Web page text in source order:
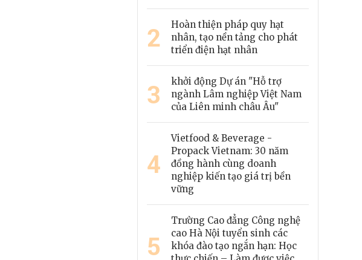
2
Hoàn thiện pháp quy hạt
nhân, tạo nền tảng cho phát
triển điện hạt nhân
3
khởi động Dự án "Hỗ trợ
ngành Lâm nghiệp Việt Nam
của Liên minh châu Âu"
4
Vietfood & Beverage -
Propack Vietnam: 30 năm
đồng hành cùng doanh
nghiệp kiến tạo giá trị bền
vững
5
Trường Cao đẳng Công nghệ
cao Hà Nội tuyển sinh các
khóa đào tạo ngắn hạn: Học